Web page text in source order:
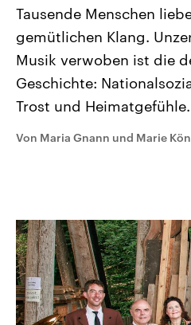
Landtagswahl Sachsen-Anhalt
2026
Alle Informationen
Sachsen-Anhalt wählt am 6.
September 2026 einen neuen
Bundesland von einer Koalition
Umfragen, Prognosen,
Wahlprogramme, aktuelle
Tausende Menschen
gemütlichen Klang.
Musik verwoben ist die
Geschichte:
Trost und Heimatgefühle.
Von Maria Gnann und Marie